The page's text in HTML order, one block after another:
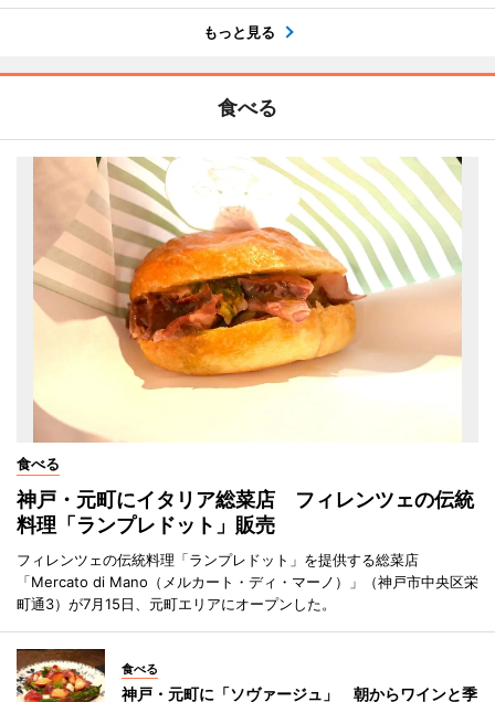
もっと見る
食べる
食べる
神戸・元町にイタリア総菜店 フィレンツェの伝統
料理「ランプレドット」販売
フィレンツェの伝統料理「ランプレドット」を提供する総菜店
「Mercato di Mano（メルカート・ディ・マーノ）」（神戸市中央区栄
町通3）が7月15日、元町エリアにオープンした。
食べる
神戸・元町に「ソヴァージュ」 朝からワインと季